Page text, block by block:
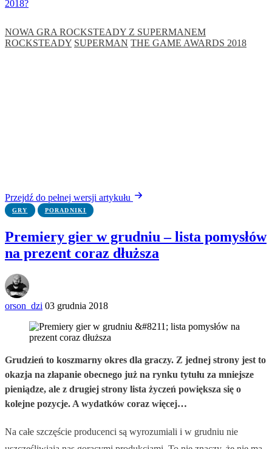
2018?
NOWA GRA ROCKSTEADY Z SUPERMANEM
ROCKSTEADY SUPERMAN THE GAME AWARDS 2018
Przejdź do pełnej wersji artykułu
GRY PORADNIKI
Premiery gier w grudniu – lista pomysłów
na prezent coraz dłuższa
orson_dzi 03 grudnia 2018
Grudzień to koszmarny okres dla graczy. Z jednej strony jest to
okazja na złapanie obecnego już na rynku tytułu za mniejsze
pieniądze, ale z drugiej strony lista życzeń powiększa się o
kolejne pozycje. A wydatków coraz więcej…
Na całe szczęście producenci są wyrozumiali i w grudniu nie